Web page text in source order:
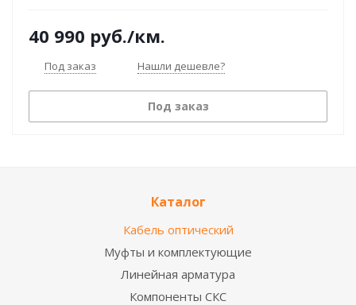
40 990 руб./км.
Под заказ Нашли дешевле?
Под заказ
Каталог
Кабель оптический
Муфты и комплектующие
Линейная арматура
Компоненты СКС